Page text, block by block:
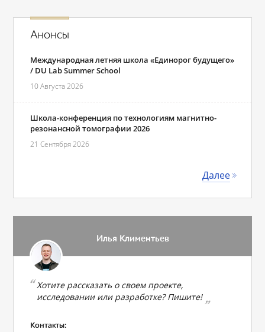
Анонсы
Международная летняя школа «Единорог будущего»
/ DU Lab Summer School
10 Августа 2026
Школа-конференция по технологиям магнитно-
резонансной томографии 2026
21 Сентября 2026
Далее
Илья Климентьев
Хотите рассказать о своем проекте,
исследовании или разработке? Пишите!
Контакты: